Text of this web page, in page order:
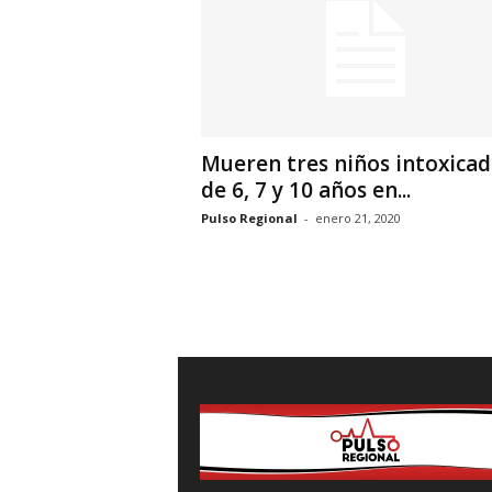
Mueren tres niños
de 6, 7 y 10 años en...
Pulso Regional - enero 21, 2020